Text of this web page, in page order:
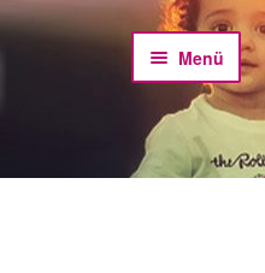
Menü